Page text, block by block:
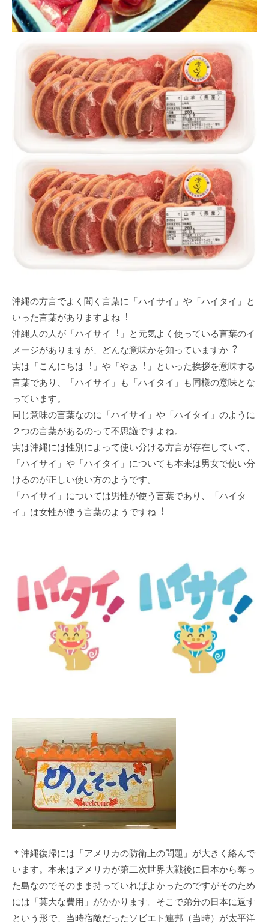
沖縄の⽅⾔でよく聞く⾔葉に「ハイサイ」や「ハイタイ」と
いった⾔葉がありますよね︕
沖縄⼈の⼈が「ハイサイ︕」と元気よく使っている⾔葉のイ
メージがありますが、どんな意味かを知っていますか︖
実は「こんにちは︕」や「やぁ︕」といった挨拶を意味する
⾔葉であり、「ハイサイ」も「ハイタイ」も同様の意味とな
っています。
同じ意味の⾔葉なのに「ハイサイ」や「ハイタイ」のように
２つの⾔葉があるのって不思議ですよね。
実は沖縄には性別によって使い分ける⽅⾔が存在していて、
「ハイサイ」や「ハイタイ」についても本来は男⼥で使い分
けるのが正しい使い⽅のようです。
「ハイサイ」については男性が使う⾔葉であり、「ハイタ
イ」は⼥性が使う⾔葉のようですね︕
＊沖縄復帰には「アメリカの防衛上の問題」が大きく絡んで
います。本来はアメリカが第二次世界大戦後に日本から奪っ
た島なのでそのまま持っていればよかったのですがそのため
には「莫大な費用」がかかります。そこで弟分の日本に返す
という形で、当時宿敵だったソビエト連邦（当時）が太平洋